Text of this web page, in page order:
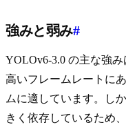
強みと弱み#
YOLOv6-3.0 の主な強
高いフレームレートに
ムに適しています。し
きく依存しているため